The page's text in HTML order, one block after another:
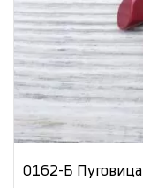
0162-Б Пуговица